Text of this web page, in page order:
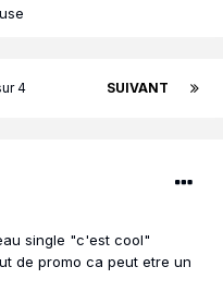
SUIVANT
4
single "c'est cool"
de promo ca peut etre un